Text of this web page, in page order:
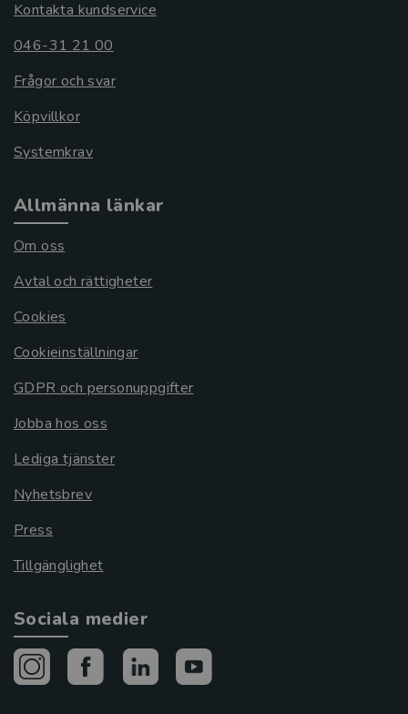
Kontakta kundservice
046-31 21 00
Frågor och svar
Köpvillkor
Systemkrav
Allmänna länkar
Om oss
Avtal och rättigheter
Cookies
Cookieinställningar
GDPR och personuppgifter
Jobba hos oss
Lediga tjänster
Nyhetsbrev
Press
Tillgänglighet
Sociala medier